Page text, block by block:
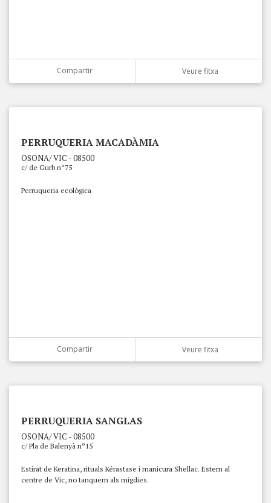
Compartir Veure fitxa
PERRUQUERIA MACADÀMIA
OSONA/ VIC - 08500
c/ de Gurb nº75
Perruqueria ecològica
Compartir Veure fitxa
PERRUQUERIA SANGLAS
OSONA/ VIC - 08500
c/ Pla de Balenyà nº15
Estirat de Keratina, rituals Kérastase i manicura Shellac. Estem al
centre de Vic, no tanquem als migdies.